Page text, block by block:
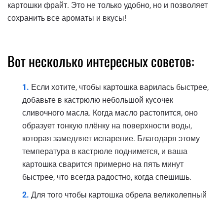
картошки фрайт. Это не только удобно, но и позволяет
сохранить все ароматы и вкусы!
Вот несколько интересных советов:
Если хотите, чтобы картошка варилась быстрее,
добавьте в кастрюлю небольшой кусочек
сливочного масла. Когда масло растопится, оно
образует тонкую плёнку на поверхности воды,
которая замедляет испарение. Благодаря этому
температура в кастрюле поднимется, и ваша
картошка сварится примерно на пять минут
быстрее, что всегда радостно, когда спешишь.
Для того чтобы картошка обрела великолепный